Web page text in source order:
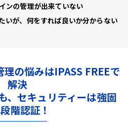
ンの管理が出来ていない
いが、何をすれば良いか分からない
の悩みはIPASS FREEで
解決
、セキュリティーは強固
階認証！